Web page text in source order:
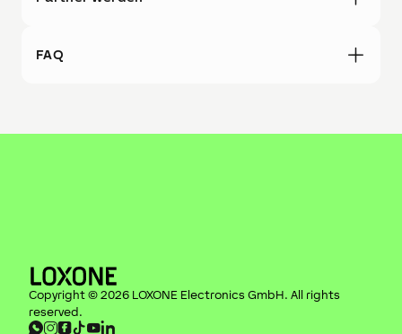
FAQ
Copyright © 2026 LOXONE Electronics GmbH. All rights
reserved.